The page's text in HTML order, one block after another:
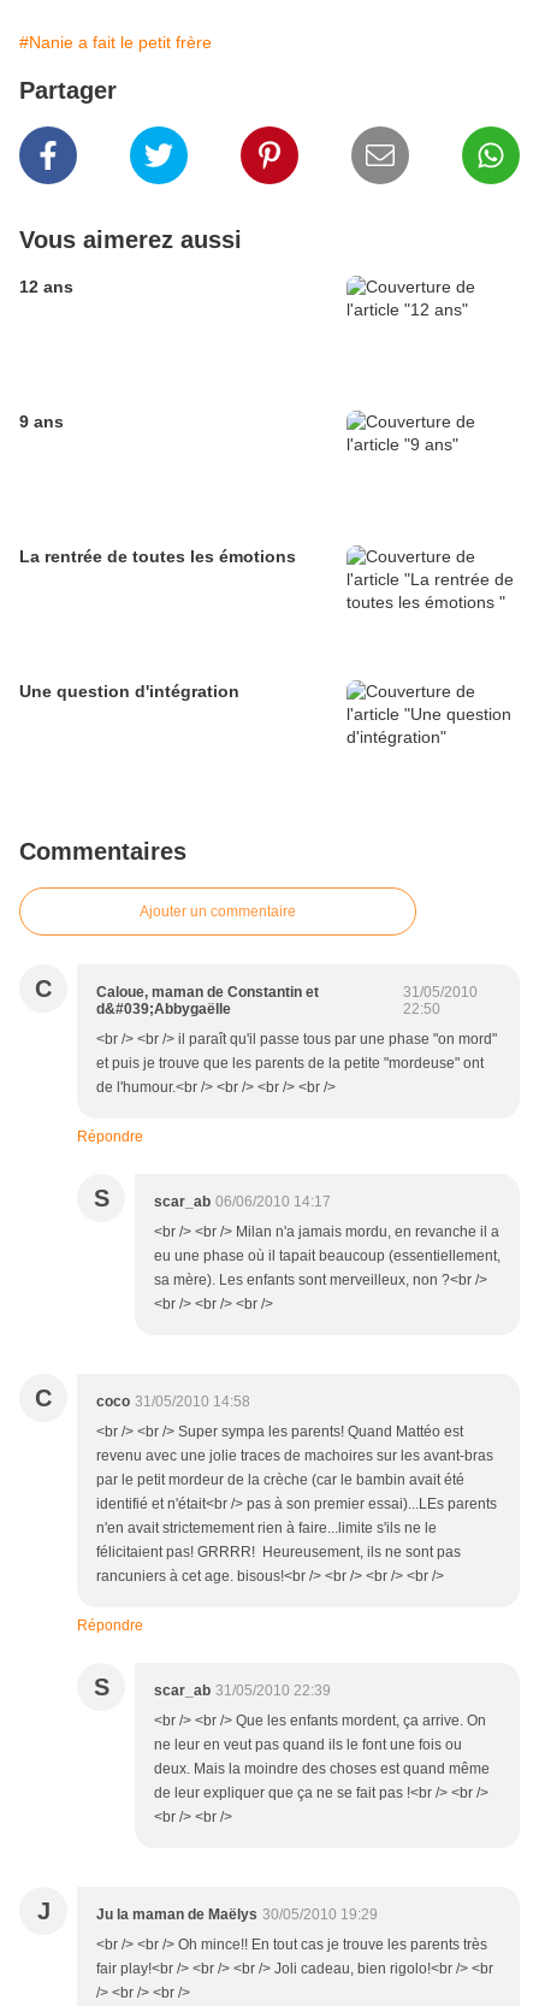
#Nanie a fait le petit frère
Partager
Vous aimerez aussi
12 ans
9 ans
La rentrée de toutes les émotions
Une question d'intégration
Commentaires
Ajouter un commentaire
C
Caloue, maman de Constantin et
d&#039;Abbygaëlle
31/05/2010
22:50
<br /> <br /> il paraît qu'il passe tous par une phase "on mord"
et puis je trouve que les parents de la petite "mordeuse" ont
de l'humour.<br /> <br /> <br /> <br />
Répondre
S scar_ab 06/06/2010 14:17
<br /> <br /> Milan n'a jamais mordu, en revanche il a
eu une phase où il tapait beaucoup (essentiellement,
sa mère). Les enfants sont merveilleux, non ?<br />
<br /> <br /> <br />
C coco 31/05/2010 14:58
<br /> <br /> Super sympa les parents! Quand Mattéo est
revenu avec une jolie traces de machoires sur les avant-bras
par le petit mordeur de la crèche (car le bambin avait été
identifié et n'était<br /> pas à son premier essai)...LEs parents
n'en avait strictemement rien à faire...limite s'ils ne le
félicitaient pas! GRRRR! Heureusement, ils ne sont pas
rancuniers à cet age. bisous!<br /> <br /> <br /> <br />
Répondre
S scar_ab 31/05/2010 22:39
<br /> <br /> Que les enfants mordent, ça arrive. On
ne leur en veut pas quand ils le font une fois ou
deux. Mais la moindre des choses est quand même
de leur expliquer que ça ne se fait pas !<br /> <br />
<br /> <br />
J Ju la maman de Maëlys 30/05/2010 19:29
<br /> <br /> Oh mince!! En tout cas je trouve les parents très
fair play!<br /> <br /> <br /> Joli cadeau, bien rigolo!<br /> <br
/> <br /> <br />